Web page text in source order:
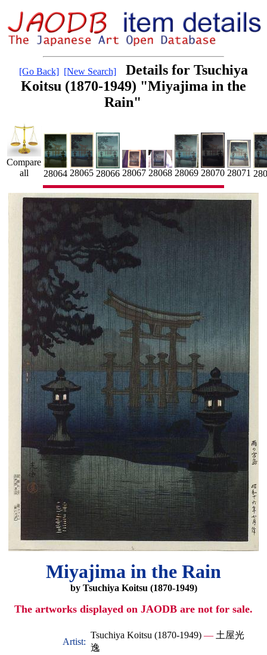
[Go Back] [New Search]
Details for Tsuchiya
Koitsu (1870-1949) "Miyajima in the
Rain"
Compare
all
28064 28065 28066 28067 28068 28069 28070 28071
Miyajima in the Rain
by Tsuchiya Koitsu (1870-1949)
The artworks displayed on JAODB are not for sale.
Artist:
Tsuchiya Koitsu (1870-1949) — 土屋光
逸